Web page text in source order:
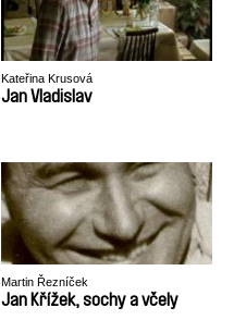
Kateřina Krusová
Jan Vladislav
Martin Řezníček
Jan Křížek, sochy a včely